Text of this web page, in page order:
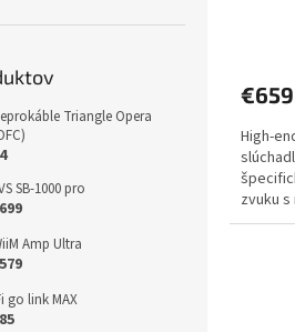
Triangle Opera
SB-1000 pro
Amp Ultra
go link MAX
€659
High-
zvuku